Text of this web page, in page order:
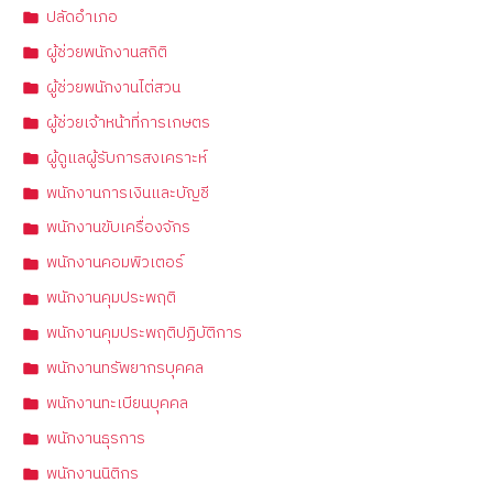
ปลัดอำเภอ
ผู้ช่วยพนักงานสถิติ
ผู้ช่วยพนักงานไต่สวน
ผู้ช่วยเจ้าหน้าที่การเกษตร
ผู้ดูแลผู้รับการสงเคราะห์
พนักงานการเงินและบัญชี
พนักงานขับเครื่องจักร
พนักงานคอมพิวเตอร์
พนักงานคุมประพฤติ
พนักงานคุมประพฤติปฏิบัติการ
พนักงานทรัพยากรบุคคล
พนักงานทะเบียนบุคคล
พนักงานธุรการ
พนักงานนิติกร